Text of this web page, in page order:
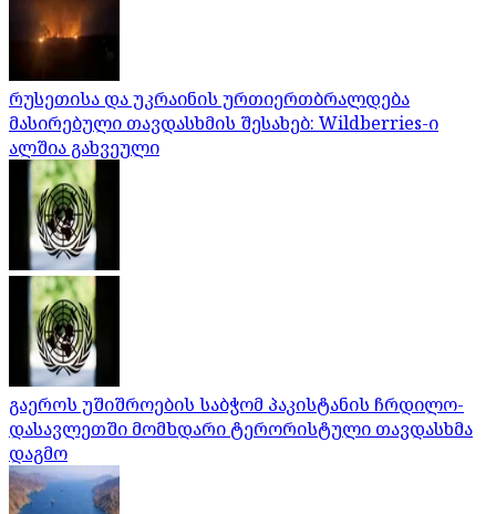
რუსეთისა და უკრაინის ურთიერთბრალდება
მასირებული თავდასხმის შესახებ: Wildberries-ი
ალშია გახვეული
გაეროს უშიშროების საბჭომ პაკისტანის ჩრდილო-
დასავლეთში მომხდარი ტერორისტული თავდასხმა
დაგმო